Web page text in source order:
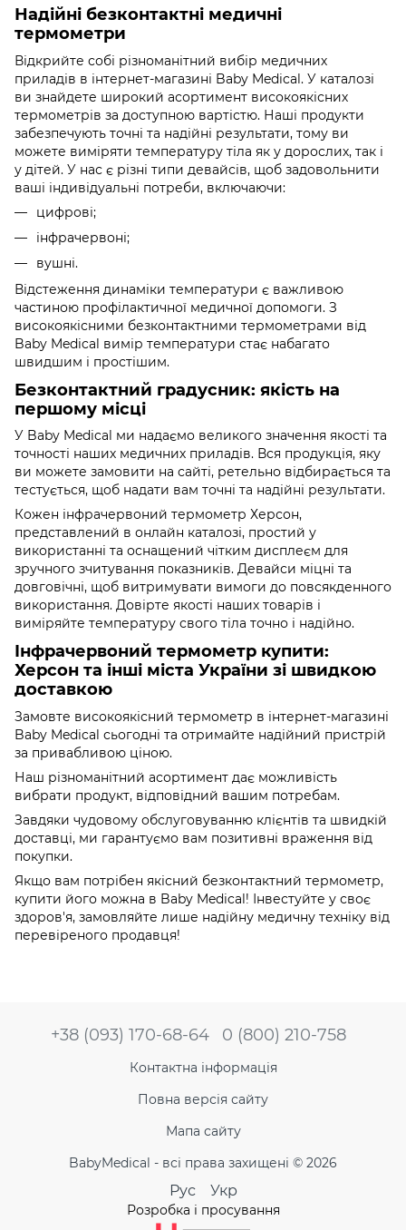
Надійні безконтактні медичні
термометри
Відкрийте собі різноманітний вибір медичних
приладів в інтернет-магазині Baby Medical. У каталозі
ви знайдете широкий асортимент високоякісних
термометрів за доступною вартістю. Наші продукти
забезпечують точні та надійні результати, тому ви
можете виміряти температуру тіла як у дорослих, так і
у дітей. У нас є різні типи девайсів, щоб задовольнити
ваші індивідуальні потреби, включаючи:
цифрові;
інфрачервоні;
вушні.
Відстеження динаміки температури є важливою
частиною профілактичної медичної допомоги. З
високоякісними безконтактними термометрами від
Baby Medical вимір температури стає набагато
швидшим і простішим.
Безконтактний градусник: якість на
першому місці
У Baby Medical ми надаємо великого значення якості та
точності наших медичних приладів. Вся продукція, яку
ви можете замовити на сайті, ретельно відбирається та
тестується, щоб надати вам точні та надійні результати.
Кожен інфрачервоний термометр Херсон,
представлений в онлайн каталозі, простий у
використанні та оснащений чітким дисплеєм для
зручного зчитування показників. Девайси міцні та
довговічні, щоб витримувати вимоги до повсякденного
використання. Довірте якості наших товарів і
виміряйте температуру свого тіла точно і надійно.
Інфрачервоний термометр купити:
Херсон та інші міста України зі швидкою
доставкою
Замовте високоякісний термометр в інтернет-магазині
Baby Medical сьогодні та отримайте надійний пристрій
за привабливою ціною.
Наш різноманітний асортимент дає можливість
вибрати продукт, відповідний вашим потребам.
Завдяки чудовому обслуговуванню клієнтів та швидкій
доставці, ми гарантуємо вам позитивні враження від
покупки.
Якщо вам потрібен якісний безконтактний термометр,
купити його можна в Baby Medical! Інвестуйте у своє
здоров'я, замовляйте лише надійну медичну техніку від
перевіреного продавця!
+38 (093) 170-68-64 0 (800) 210-758
Контактна інформація
Повна версія сайту
Мапа сайту
BabyMedical - всі права захищені © 2026
Рус Укр
Розробка і просування